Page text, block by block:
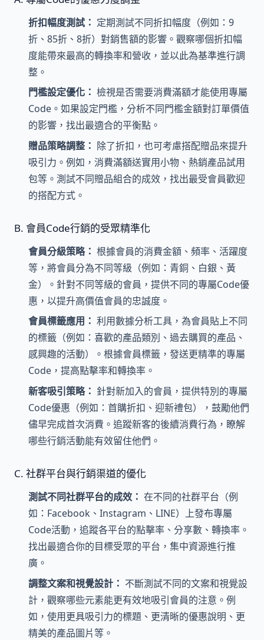
折扣幅度測試： 定期測試不同折扣幅度（例如：9
折、85折、8折）對銷售額的影響。觀察哪個折扣幅
度能帶來最高的轉換率和營收，並以此為基準進行調
整。
門檻設定優化： 檢視是否需要消費滿額才能使用專屬
Code。如果設定門檻，分析不同門檻金額對訂單價值
的影響，找出最適合的平衡點。
贈品策略調整： 除了折扣，也可考慮搭配贈品來提升
吸引力。例如，消費滿額送實用小物、熱銷產品試用
包等。測試不同贈品組合的成效，找出最受會員歡迎
的搭配方式。
B. 會員Code行銷的受眾精準化
會員分級策略： 根據會員的消費金額、頻率、活躍度
等，將會員分為不同等級（例如：青銅、白銀、黃
金）。針對不同等級的會員，提供不同的專屬Code優
惠，以提升高價值會員的忠誠度。
會員標籤應用： 利用數據分析工具，為會員貼上不同
的標籤（例如：喜歡的產品類別、過去購買的產品、
感興趣的活動）。根據會員標籤，發送更精準的專屬
Code，提高點擊率和轉換率。
新客吸引策略： 針對新加入的會員，提供特別的專屬
Code優惠（例如：首購折扣、迎新禮包），鼓勵他們
儘早完成首次消費。追蹤新客的後續消費行為，瞭解
哪些行銷活動能有效留住他們。
C. 社群平台與行銷渠道的優化
測試不同社群平台的成效： 在不同的社群平台（例
如：Facebook、Instagram、LINE）上發布專屬
Code活動，追蹤各平台的點擊率、分享數、轉換率。
找出最適合你的目標受眾的平台，集中資源進行推
廣。
調整文案和視覺設計： 不斷測試不同的文案和視覺設
計，觀察哪些元素能更有效地吸引會員的注意。例
如，使用更具吸引力的標題、更清晰的優惠說明、更
精美的產品圖片等。